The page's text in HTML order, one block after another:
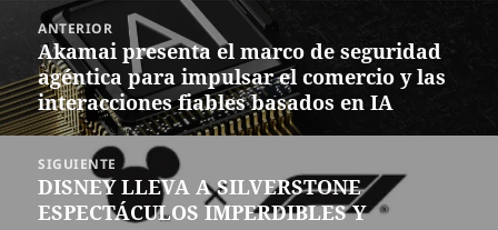
Navegación
entradas
ANTERIOR
Entrada
anterior:
Akamai presenta el marco de seguridad
agéntica para impulsar el comercio y las
interacciones fiables basados en IA
SIGUIENTE
Siguiente
entrada:
DISNEY LLEVA A SILVERSTONE
ESPECTÁCULOS IMPERDIBLES Y